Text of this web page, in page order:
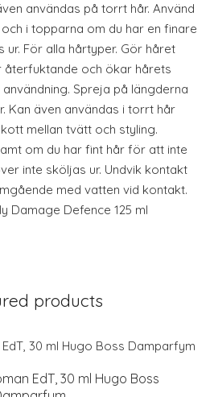
användas på torrt hår. Använd
i topparna om du har en finare
ur. För alla hårtyper. Gör håret
och ökar hårets
Spreja på längderna
Kan även användas i torrt hår
mellan tvätt och styling.
om du har fint hår för att inte
inte sköljas ur. Undvik kontakt
med vatten vid kontakt.
Damage Defence 125 ml
products
EdT, 30 ml Hugo Boss